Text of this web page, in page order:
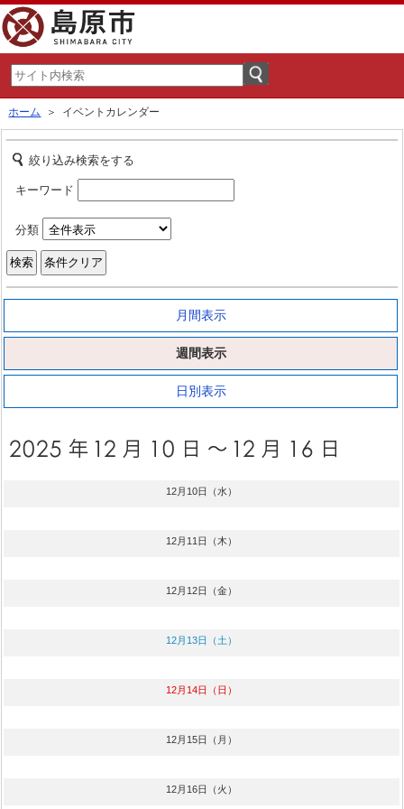
ホーム ＞ イベントカレンダー
絞り込み検索をする
キーワード
分類
月間表示
週間表示
日別表示
12月10日（水）
12月11日（木）
12月12日（金）
12月13日（土）
12月14日（日）
12月15日（月）
12月16日（火）